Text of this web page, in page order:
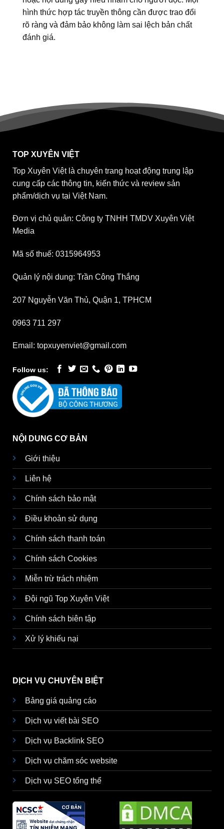
hình thức hợp tác truyền thông cần được trao đổi
rõ ràng và đảm bảo không làm sai lệch bản chất
đánh giá.
TOP XUYÊN VIỆT
Top Xuyên Việt là chuyên trang hoạt động trung lập
cung cấp các thông tin, kiến thức và review sản
phẩm/dịch vụ tại Việt Nam.
Đơn vị chủ quản: Công ty TNHH TMDV Xuyên Việt
Media
Mã số thuế: 0315964953
Quản lý nội dung: Trần Công Thắng
207 Nguyễn Văn Thủ, Quận 1, TPHCM
0963 711 297
Email: topxuyenviet@gmail.com
Follow us:
NỘI DUNG CƠ BẢN
Giới thiệu
Liên hệ
Chính sách bảo mật
Điều khoản sử dụng
Chính sách thanh toán
Chính sách Cookies
Miễn trừ trách nhiệm
Đội ngũ Top Xuyên Việt
Chính sách biên tập
Xử lý khiếu nại
DỊCH VỤ CHUYÊN BIỆT
Bảng giá quảng cáo
Dịch vụ viết bài SEO
Dịch vụ Backlink SEO
Dịch vụ chăm sóc website
Dịch vụ SEO tổng thể